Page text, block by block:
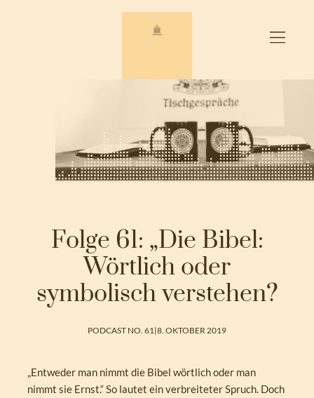
Folge 61: „Die Bibel:
Wörtlich oder
symbolisch verstehen?
PODCAST NO. 61 |8. OKTOBER 2019
„Entweder man nimmt die Bibel wörtlich oder man
nimmt sie Ernst.“ So lautet ein verbreiteter Spruch. Doch